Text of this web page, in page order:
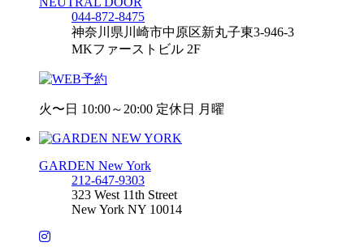
044-872-8475
神奈川県川崎市中原区新丸子東3-946-3
MKファーストビル 2F
火〜日 10:00～20:00 定休日 月曜
GARDEN New York
212-647-9303
323 West 11th Street
New York NY 10014